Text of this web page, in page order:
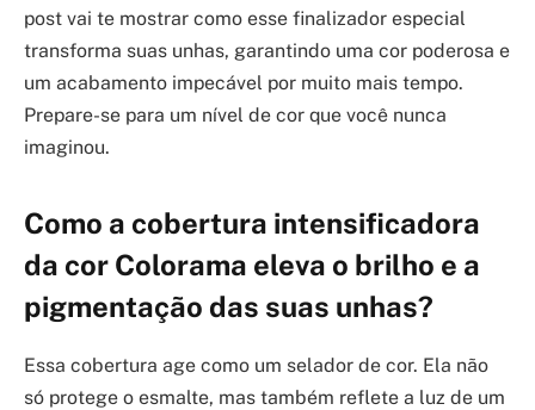
post vai te mostrar como esse finalizador especial
transforma suas unhas, garantindo uma cor poderosa e
um acabamento impecável por muito mais tempo.
Prepare-se para um nível de cor que você nunca
imaginou.
Como a cobertura intensificadora
da cor Colorama eleva o brilho e a
pigmentação das suas unhas?
Essa cobertura age como um selador de cor. Ela não
só protege o esmalte, mas também reflete a luz de um